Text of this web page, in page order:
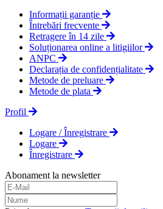
Informații garanție
Întrebări frecvente
Retragere în 14 zile
Soluționarea online a litigiilor
ANPC
Declarația de confidențialitate
Metode de preluare
Metode de plata
Profil
Logare / Înregistrare
Logare
Înregistrare
Abonament la newsletter